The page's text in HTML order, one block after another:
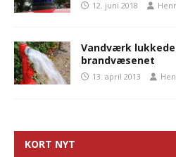
12. juni 2018
Vandværk
brandvæsenet
13. april 2013
KORT NYT